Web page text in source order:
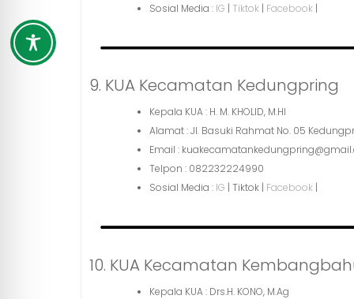
Sosial Media : IG | Tiktok | Facebook |
9. KUA Kecamatan Kedungpring
Kepala KUA : H. M. KHOLID, M.HI
Alamat : Jl. Basuki Rahmat No. 05
Email :
Telpon : 082232224990
Sosial Media : IG | Tiktok | Facebook |
10. KUA Kecamatan
Kepala KUA : Drs.H. KONO, M.Ag